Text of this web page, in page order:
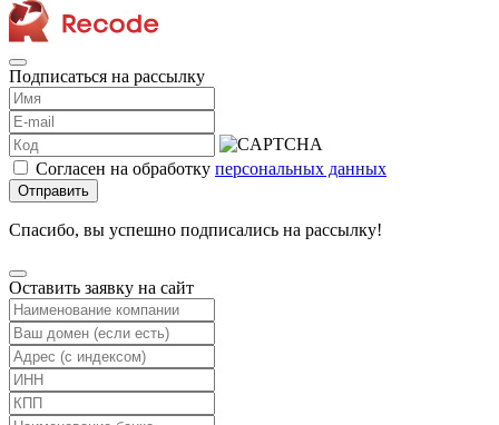
Подписаться на рассылку
Согласен на обработку персональных данных
Отправить
Спасибо, вы успешно подписались на рассылку!
Оставить заявку на сайт